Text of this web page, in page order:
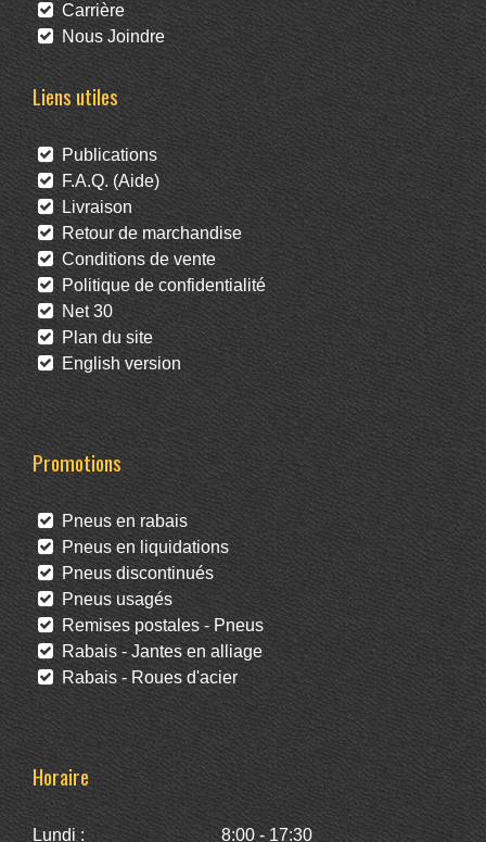
Carrière
Nous Joindre
Liens utiles
Publications
F.A.Q. (Aide)
Livraison
Retour de marchandise
Conditions de vente
Politique de confidentialité
Net 30
Plan du site
English version
Promotions
Pneus en rabais
Pneus en liquidations
Pneus discontinués
Pneus usagés
Remises postales - Pneus
Rabais - Jantes en alliage
Rabais - Roues d'acier
Horaire
Lundi : 8:00 - 17:30